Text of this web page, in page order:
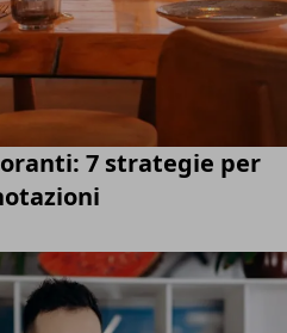
7 strategie per